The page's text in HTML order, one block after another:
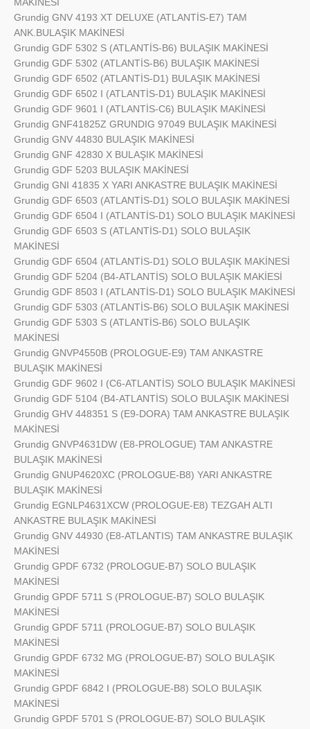
Grundig GNV 4193 XT DELUXE (ATLANTİS-E7) TAM
ANK.BULAŞIK MAKİNESİ
Grundig GDF 5302 S (ATLANTİS-B6) BULAŞIK MAKİNESİ
Grundig GDF 5302 (ATLANTİS-B6) BULAŞIK MAKİNESİ
Grundig GDF 6502 (ATLANTİS-D1) BULAŞIK MAKİNESİ
Grundig GDF 6502 I (ATLANTİS-D1) BULAŞIK MAKİNESİ
Grundig GDF 9601 I (ATLANTİS-C6) BULAŞIK MAKİNESİ
Grundig GNF41825Z GRUNDIG 97049 BULAŞIK MAKİNESİ
Grundig GNV 44830 BULAŞIK MAKİNESİ
Grundig GNF 42830 X BULAŞIK MAKİNESİ
Grundig GDF 5203 BULAŞIK MAKİNESİ
Grundig GNI 41835 X YARI ANKASTRE BULAŞIK MAKİNESİ
Grundig GDF 6503 (ATLANTİS-D1) SOLO BULAŞIK MAKİNESİ
Grundig GDF 6504 I (ATLANTİS-D1) SOLO BULAŞIK MAKİNESİ
Grundig GDF 6503 S (ATLANTİS-D1) SOLO BULAŞIK
MAKİNESİ
Grundig GDF 6504 (ATLANTİS-D1) SOLO BULAŞIK MAKİNESİ
Grundig GDF 5204 (B4-ATLANTİS) SOLO BULAŞIK MAKİESİ
Grundig GDF 8503 I (ATLANTİS-D1) SOLO BULAŞIK MAKİNESİ
Grundig GDF 5303 (ATLANTİS-B6) SOLO BULAŞIK MAKİNESİ
Grundig GDF 5303 S (ATLANTİS-B6) SOLO BULAŞIK
MAKİNESİ
Grundig GNVP4550B (PROLOGUE-E9) TAM ANKASTRE
BULAŞIK MAKİNESİ
Grundig GDF 9602 I (C6-ATLANTİS) SOLO BULAŞIK MAKİNESİ
Grundig GDF 5104 (B4-ATLANTİS) SOLO BULAŞIK MAKİNESİ
Grundig GHV 448351 S (E9-DORA) TAM ANKASTRE BULAŞIK
MAKİNESİ
Grundig GNVP4631DW (E8-PROLOGUE) TAM ANKASTRE
BULAŞIK MAKİNESİ
Grundig GNUP4620XC (PROLOGUE-B8) YARI ANKASTRE
BULAŞIK MAKİNESİ
Grundig EGNLP4631XCW (PROLOGUE-E8) TEZGAH ALTI
ANKASTRE BULAŞIK MAKİNESİ
Grundig GNV 44930 (E8-ATLANTIS) TAM ANKASTRE BULAŞIK
MAKİNESİ
Grundig GPDF 6732 (PROLOGUE-B7) SOLO BULAŞIK
MAKİNESİ
Grundig GPDF 5711 S (PROLOGUE-B7) SOLO BULAŞIK
MAKİNESİ
Grundig GPDF 5711 (PROLOGUE-B7) SOLO BULAŞIK
MAKİNESİ
Grundig GPDF 6732 MG (PROLOGUE-B7) SOLO BULAŞIK
MAKİNESİ
Grundig GPDF 6842 I (PROLOGUE-B8) SOLO BULAŞIK
MAKİNESİ
Grundig GPDF 5701 S (PROLOGUE-B7) SOLO BULAŞIK